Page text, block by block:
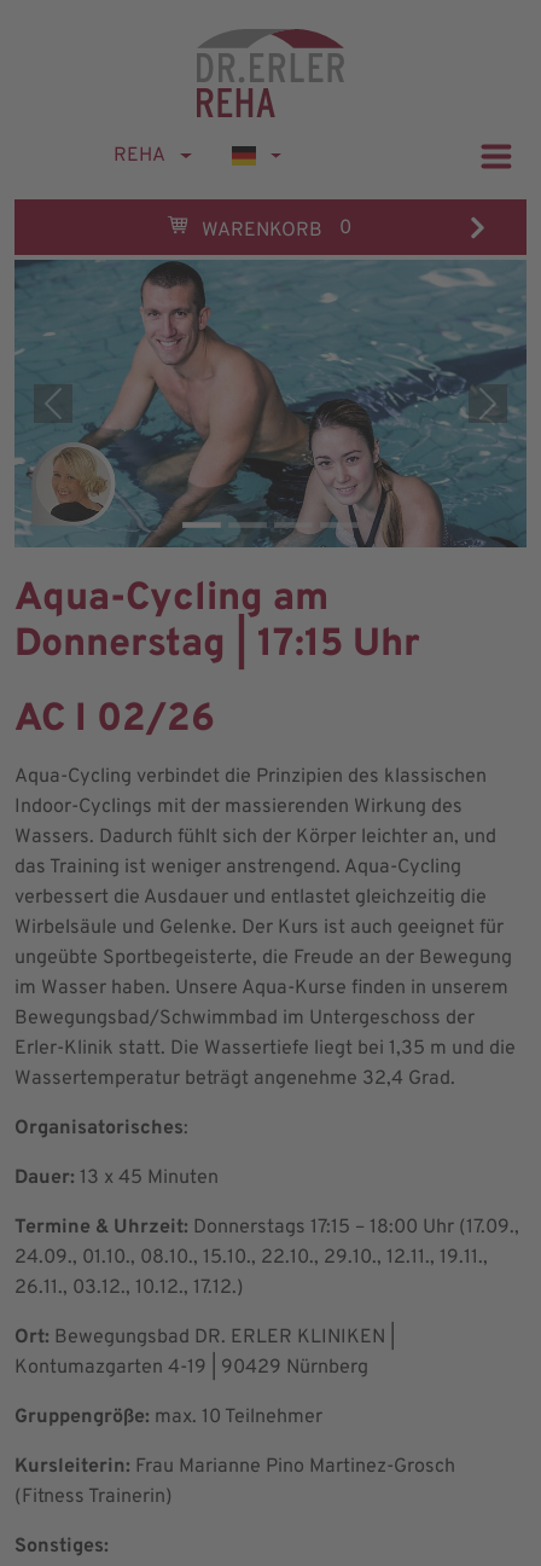
REHA
WARENKORB 0
Previous Next
Aqua-Cycling am
Donnerstag | 17:15 Uhr
AC I 02/26
Aqua-Cycling verbindet die Prinzipien des klassischen
Indoor-Cyclings mit der massierenden Wirkung des
Wassers. Dadurch fühlt sich der Körper leichter an, und
das Training ist weniger anstrengend. Aqua-Cycling
verbessert die Ausdauer und entlastet gleichzeitig die
Wirbelsäule und Gelenke. Der Kurs ist auch geeignet für
ungeübte Sportbegeisterte, die Freude an der Bewegung
im Wasser haben. Unsere Aqua-Kurse finden in unserem
Bewegungsbad/Schwimmbad im Untergeschoss der
Erler-Klinik statt. Die Wassertiefe liegt bei 1,35 m und die
Wassertemperatur beträgt angenehme 32,4 Grad.
Organisatorisches:
Dauer: 13 x 45 Minuten
Termine & Uhrzeit: Donnerstags 17:15 – 18:00 Uhr (17.09.,
24.09., 01.10., 08.10., 15.10., 22.10., 29.10., 12.11., 19.11.,
26.11., 03.12., 10.12., 17.12.)
Ort: Bewegungsbad DR. ERLER KLINIKEN |
Kontumazgarten 4-19 | 90429 Nürnberg
Gruppengröße: max. 10 Teilnehmer
Kursleiterin: Frau Marianne Pino Martinez-Grosch
(Fitness Trainerin)
Sonstiges: